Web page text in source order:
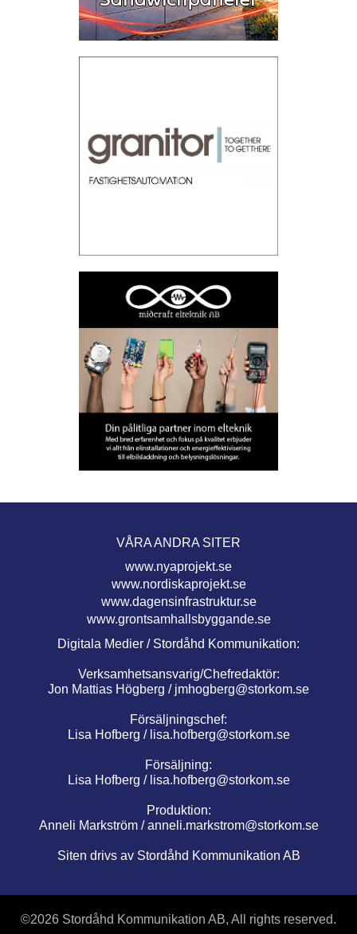
VÅRA ANDRA SITER
www.nyaprojekt.se
www.nordiskaprojekt.se
www.dagensinfrastruktur.se
www.grontsamhallsbyggande.se
Digitala Medier / Stordåhd Kommunikation:
Verksamhetsansvarig/Chefredaktör:
Jon Mattias Högberg / jmhogberg@storkom.se
Försäljningschef:
Lisa Hofberg / lisa.hofberg@storkom.se
Försäljning:
Lisa Hofberg / lisa.hofberg@storkom.se
Produktion:
Anneli Markström /anneli.markstrom@storkom.se
Siten drivs av Stordåhd Kommunikation AB
©2026 Stordåhd Kommunikation AB, All rights reserved.